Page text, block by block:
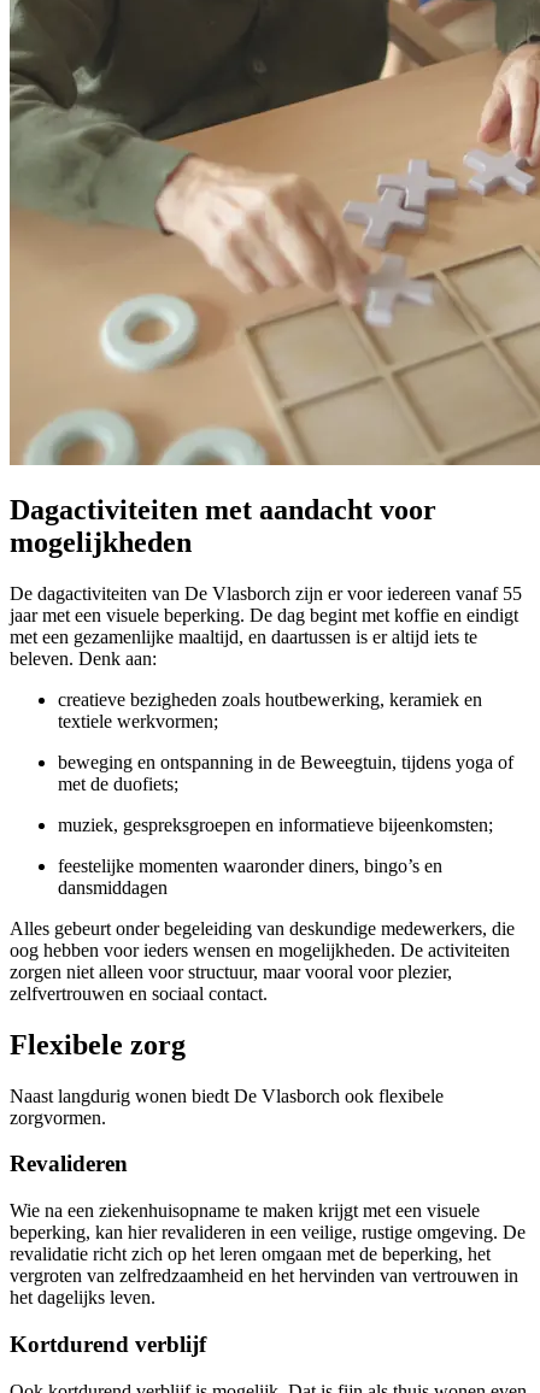
Dagactiviteiten met aandacht voor
mogelijkheden
De dagactiviteiten van De Vlasborch zijn er voor iedereen vanaf 55
jaar met een visuele beperking. De dag begint met koffie en eindigt
met een gezamenlijke maaltijd, en daartussen is er altijd iets te
beleven. Denk aan:
creatieve bezigheden zoals houtbewerking, keramiek en
textiele werkvormen;
beweging en ontspanning in de Beweegtuin, tijdens yoga of
met de duofiets;
muziek, gespreksgroepen en informatieve bijeenkomsten;
feestelijke momenten waaronder diners, bingo’s en
dansmiddagen
Alles gebeurt onder begeleiding van deskundige medewerkers, die
oog hebben voor ieders wensen en mogelijkheden. De activiteiten
zorgen niet alleen voor structuur, maar vooral voor plezier,
zelfvertrouwen en sociaal contact.
Flexibele zorg
Naast langdurig wonen biedt De Vlasborch ook flexibele
zorgvormen.
Revalideren
Wie na een ziekenhuisopname te maken krijgt met een visuele
beperking, kan hier revalideren in een veilige, rustige omgeving. De
revalidatie richt zich op het leren omgaan met de beperking, het
vergroten van zelfredzaamheid en het hervinden van vertrouwen in
het dagelijks leven.
Kortdurend verblijf